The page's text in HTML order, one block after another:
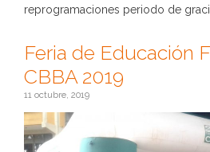
reprogramaciones periodo de
Feria de Educación
CBBA 2019
11 octubre, 2019